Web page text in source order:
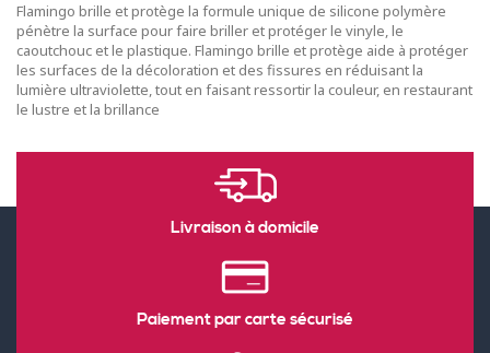
Flamingo brille et protège la formule unique de silicone polymère
pénètre la surface pour faire briller et protéger le vinyle, le
caoutchouc et le plastique. Flamingo brille et protège aide à protéger
les surfaces de la décoloration et des fissures en réduisant la
lumière ultraviolette, tout en faisant ressortir la couleur, en restaurant
le lustre et la brillance
Livraison à domicile
Paiement par carte sécurisé